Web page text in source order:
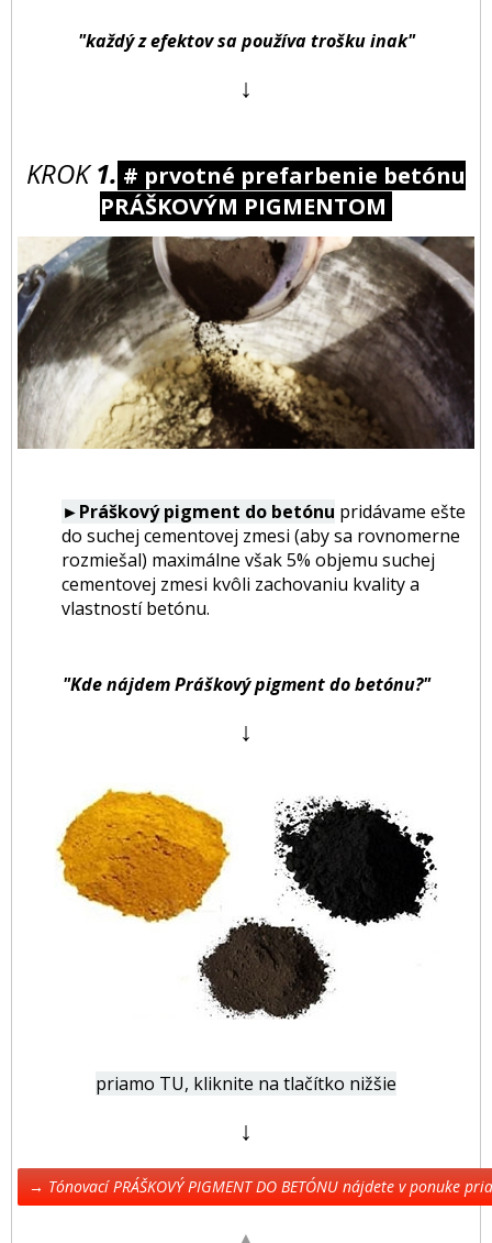
"každý z efektov sa používa trošku inak"
↓
KROK1. # prvotné prefarbenie betónu
PRÁŠKOVÝM PIGMENTOM
►Práškový pigment do betónu pridávame ešte
do suchej cementovej zmesi (aby sa rovnomerne
rozmiešal) maximálne však 5% objemu suchej
cementovej zmesi kvôli zachovaniu kvality a
vlastností betónu.
"Kde nájdem Práškový pigment do betónu?"
↓
priamo TU, kliknite na tlačítko nižšie
↓
→ Tónovací PRÁŠKOVÝ PIGMENT DO BETÓNU nájdete v ponuke